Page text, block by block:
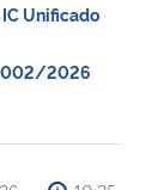
Unificado
002/2026